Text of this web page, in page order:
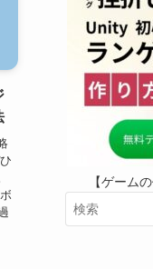
【ゲーム